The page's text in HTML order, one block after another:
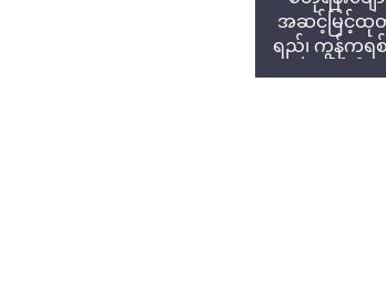
အဆင့်မြင့်ထု
ရည်၊ ကွန်ကရစ်